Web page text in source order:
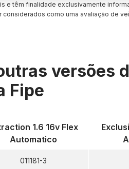
e têm finalidade exclusivamente
como uma avaliação de
versões
Fipe
1.6 16v Flex
Automatico
011181-3